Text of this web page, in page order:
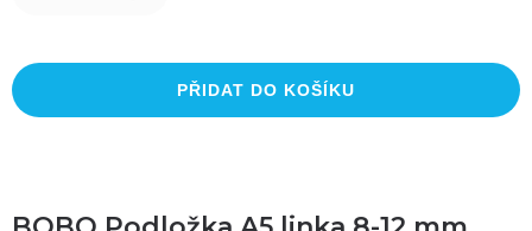
PŘIDAT DO KOŠÍKU